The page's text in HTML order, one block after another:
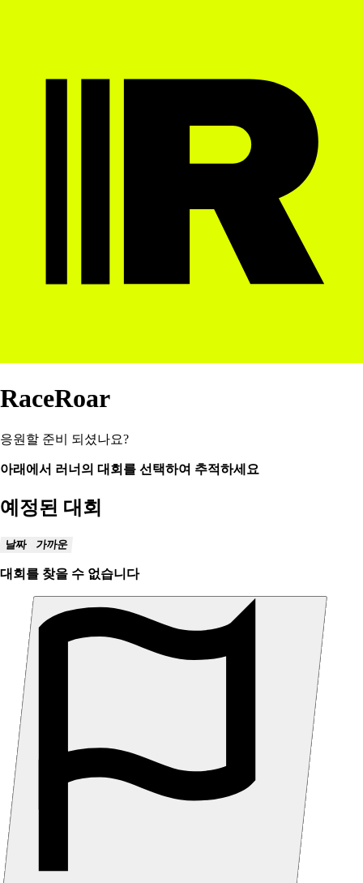
RaceRoar
응원할 준비 되셨나요?
아래에서 러너의 대회를 선택하여 추적하세요
예정된 대회
날짜 가까운
대회를 찾을 수 없습니다